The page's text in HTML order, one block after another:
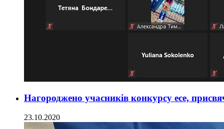
Нагороджено учасників конкурсу есе,
23.10.2020